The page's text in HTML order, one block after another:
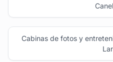
Cabinas de fotos y